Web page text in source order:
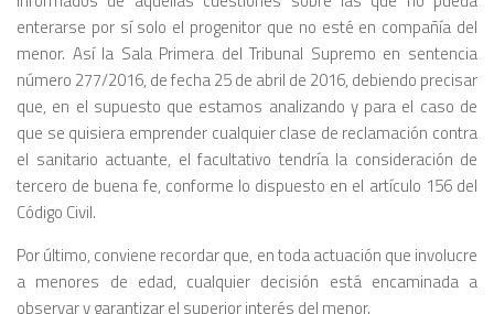
enterarse por sí solo el progenitor que no esté en compañía del
menor. Así la Sala Primera del Tribunal Supremo en sentencia
número 277/2016, de fecha 25 de abril de 2016, debiendo precisar
que, en el supuesto que estamos analizando y para el caso de
que se quisiera emprender cualquier clase de reclamación contra
el sanitario actuante, el facultativo tendría la consideración de
tercero de buena fe, conforme lo dispuesto en el artículo 156 del
Código Civil.
Por último, conviene recordar que, en toda actuación que involucre
a menores de edad, cualquier decisión está encaminada a
observar y garantizar el superior interés del menor.